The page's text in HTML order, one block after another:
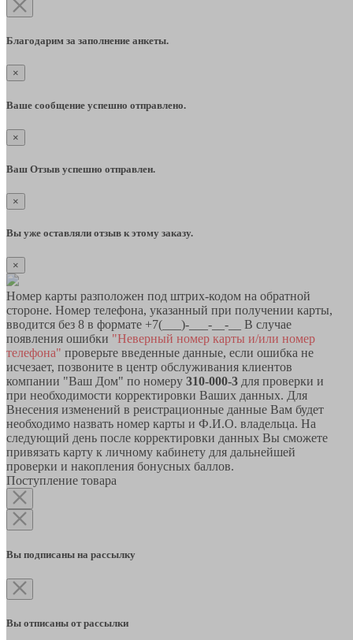
Благодарим за заполнение анкеты.
×
Ваше сообщение успешно отправлено.
×
Ваш Отзыв успешно отправлен.
×
Вы уже оставляли отзыв к этому заказу.
×
Номер карты разположен под штрих-кодом на обратной
стороне. Номер телефона, указанный при получении карты,
вводится без 8 в формате +7(___)-___-__-__ В случае
появления ошибки "Неверный номер карты и/или номер
телефона" проверьте введенные данные, если ошибка не
исчезает, позвоните в центр обслуживания клиентов
компании "Ваш Дом" по номеру 310-000-3 для проверки и
при необходимости корректировки Ваших данных. Для
Внесения изменений в реистрационные данные Вам будет
необходимо назвать номер карты и Ф.И.О. владельца. На
следующий день после корректировки данных Вы сможете
привязать карту к личному кабинету для дальнейшей
проверки и накопления бонусных баллов.
Поступление товара
Вы подписаны на рассылку
Вы отписаны от рассылки